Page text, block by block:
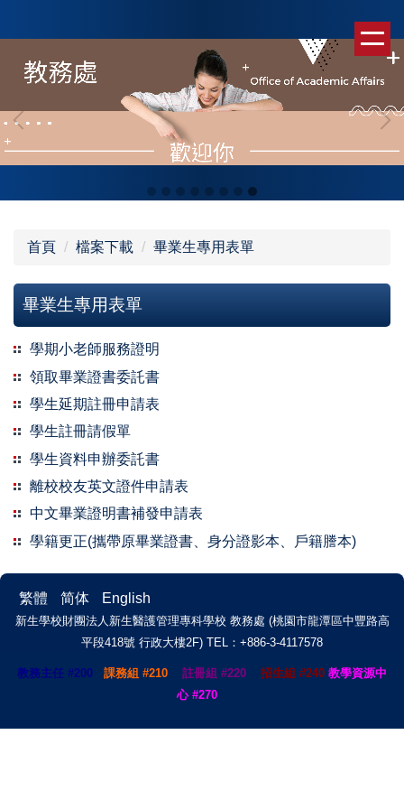
到
容
區
首頁 檔案下載 畢業生專用表單
畢業生專用表單
學期小老師服務證明
領取畢業證書委託書
學生延期註冊申請表
學生註冊請假單
學生資料申辦委託書
離校校友英文證件申請表
中文畢業證明書補發申請表
學籍更正(攜帶原畢業證書、身分證影本、戶籍謄本)
繁體 简体 English
新生學校財團法人新生醫護管理專科學校 教務處 (桃園市龍潭區中豐路高
平段418號 行政大樓2F) TEL：+886-3-4117578
教務主任 #200 課務組 #210 註冊組 #220 招生組 #240 教學資源中
心 #270